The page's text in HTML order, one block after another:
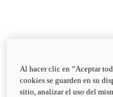
Al hacer clic en “Aceptar
cookies se guarden en su
sitio, analizar el uso del